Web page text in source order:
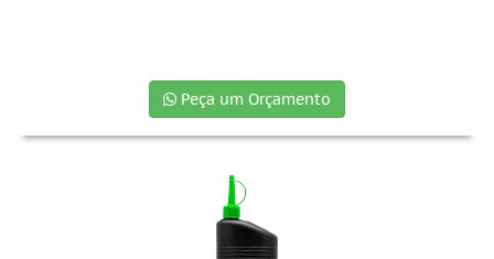
Peça um Orçamento